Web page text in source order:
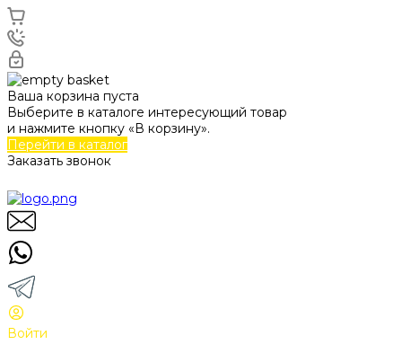
Ваша корзина пуста
Выберите в каталоге интересующий товар
и нажмите кнопку «В корзину».
Перейти в каталог
Заказать звонок
Войти